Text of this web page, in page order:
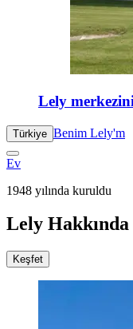
Lely
Türkiye Benim Lely'm
Ev
1948 yılında kuruldu
Lely Hakkında
Keşfet